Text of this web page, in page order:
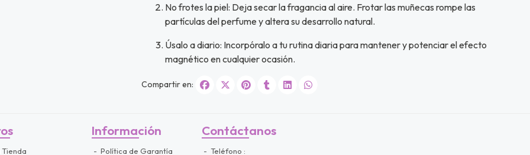
No frotes la piel: Deja secar la fragancia al aire. Frotar las muñecas rompe las
partículas del perfume y altera su desarrollo natural.
Úsalo a diario: Incorpóralo a tu rutina diaria para mantener y potenciar el efecto
magnético en cualquier ocasión.
Compartir en:
Información
Política de Garantía
Contáctanos
Teléfono